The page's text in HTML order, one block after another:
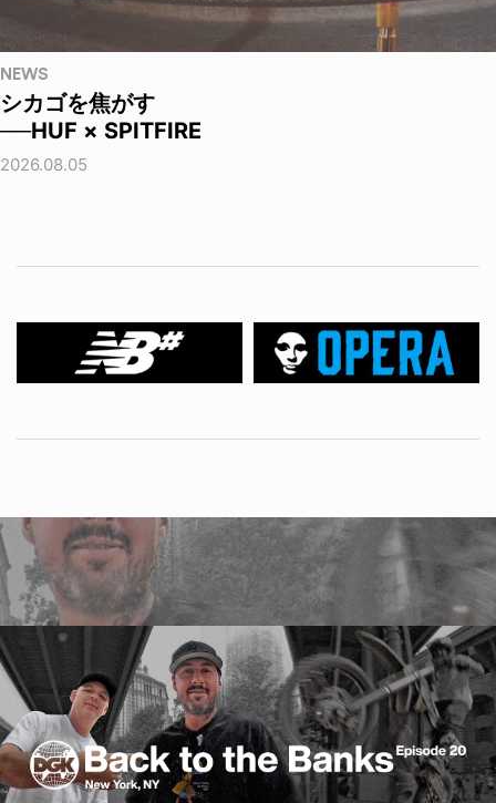
NEWS
シカゴを焦がす
──HUF × SPITFIRE
2026.08.05